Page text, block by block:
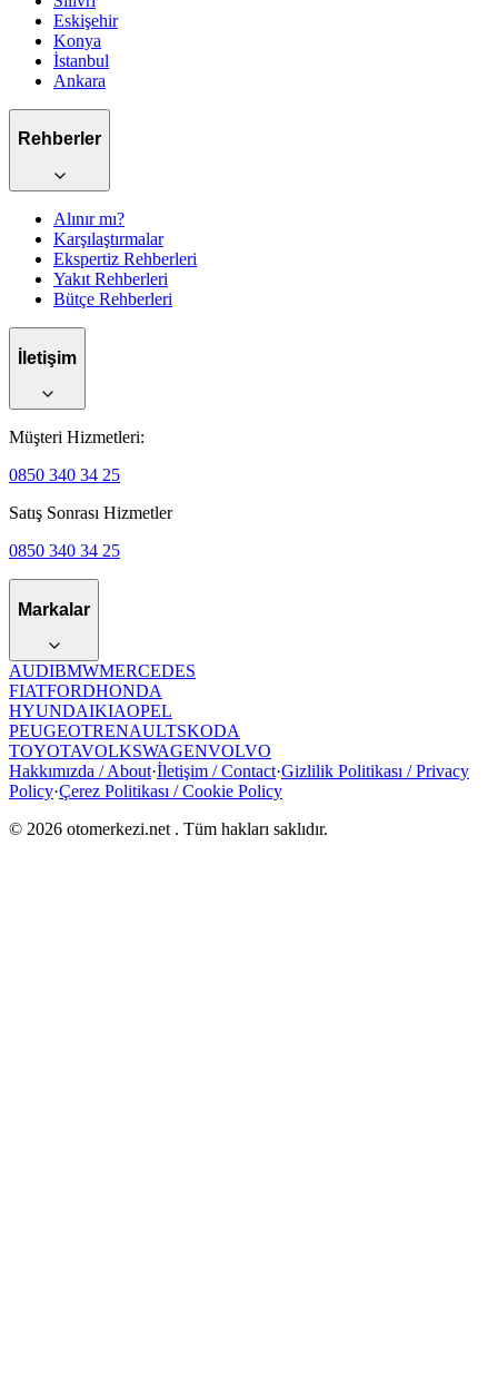
Eskişehir
Konya
İstanbul
Ankara
Rehberler
Alınır mı?
Karşılaştırmalar
Ekspertiz Rehberleri
Yakıt Rehberleri
Bütçe Rehberleri
İletişim
Müşteri Hizmetleri:
0850 340 34 25
Satış Sonrası Hizmetler
0850 340 34 25
Markalar
AUDIBMWMERCEDES
FIATFORDHONDA
HYUNDAIKIAOPEL
PEUGEOTRENAULTSKODA
TOYOTAVOLKSWAGENVOLVO
Hakkımızda / About·İletişim / Contact·Gizlilik Politikası / Privacy
Policy·Çerez Politikası / Cookie Policy
© 2026 otomerkezi.net . Tüm hakları saklıdır.